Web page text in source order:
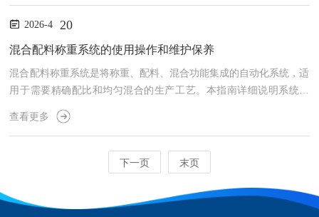
将称重过程交由计算机和自动化设备处理，实现了车辆上磅、称重、
数据上传、票据打印的全流程无人干预。本文将系统阐述该系统的构
流...
2026-4 20
混合配料称重系统的使用操作和维护保养
混合配料称重系统是将称重、配料、混合功能集成的自动化系统，适
用于需要精确配比和均匀混合的生产工艺。本指南详细说明系统操
作、混合控制、质量保证、维护保养等关键环节。一、系统配置与调
试设备布局采用模块化设计，称重单元、输送单元、混合单元合理布
度不小于1米。基础要求混凝土基础厚度不小于300mm，承载力满足
设备运行时的动载荷要求。设备安装水平度0.1mm/m，各单元相对
位置精度±2mm。气源系统配置独立气源，...
查看更多
下一页 末页